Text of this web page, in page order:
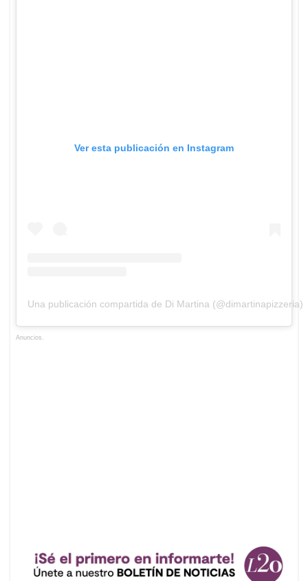
Ver esta publicación en Instagram
Una publicación compartida de Di Martina (@dimartinapizzeria)
Anuncios.